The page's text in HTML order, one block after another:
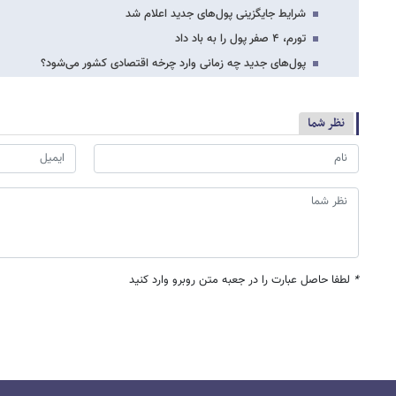
شرایط جایگزینی پول‌های جدید اعلام شد
تورم، ۴ صفر پول را به باد داد
پول‌های جدید چه زمانی وارد چرخه اقتصادی کشور می‌شود؟
نظر شما
* لطفا حاصل عبارت را در جعبه متن روبرو وارد کنید